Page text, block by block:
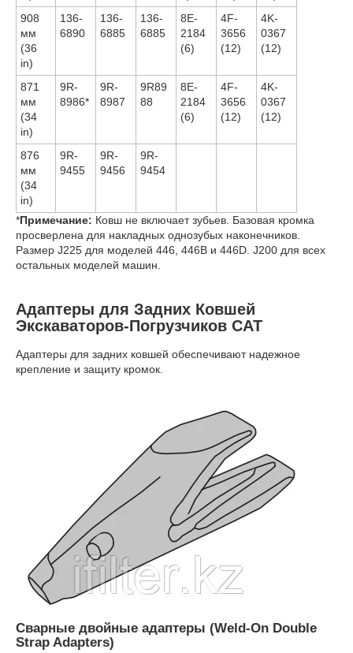
908
мм
(36
in)
136-
6890
136-
6885
136-
6885
8E-
2184
(6)
4F-
3656
(12)
4K-
0367
(12)
871
мм
(34
in)
9R-
8986*
9R-
8987
9R89
88
8E-
2184
(6)
4F-
3656
(12)
4K-
0367
(12)
876
мм
(34
in)
9R-
9455
9R-
9456
9R-
9454
*Примечание: Ковш не включает зубьев. Базовая кромка
просверлена для накладных однозубых наконечников.
Размер J225 для моделей 446, 446B и 446D. J200 для всех
остальных моделей машин.
Адаптеры для Задних Ковшей
Экскаваторов-Погрузчиков CAT
Адаптеры для задних ковшей обеспечивают надежное
крепление и защиту кромок.
Сварные двойные адаптеры (Weld-On Double
Strap Adapters)